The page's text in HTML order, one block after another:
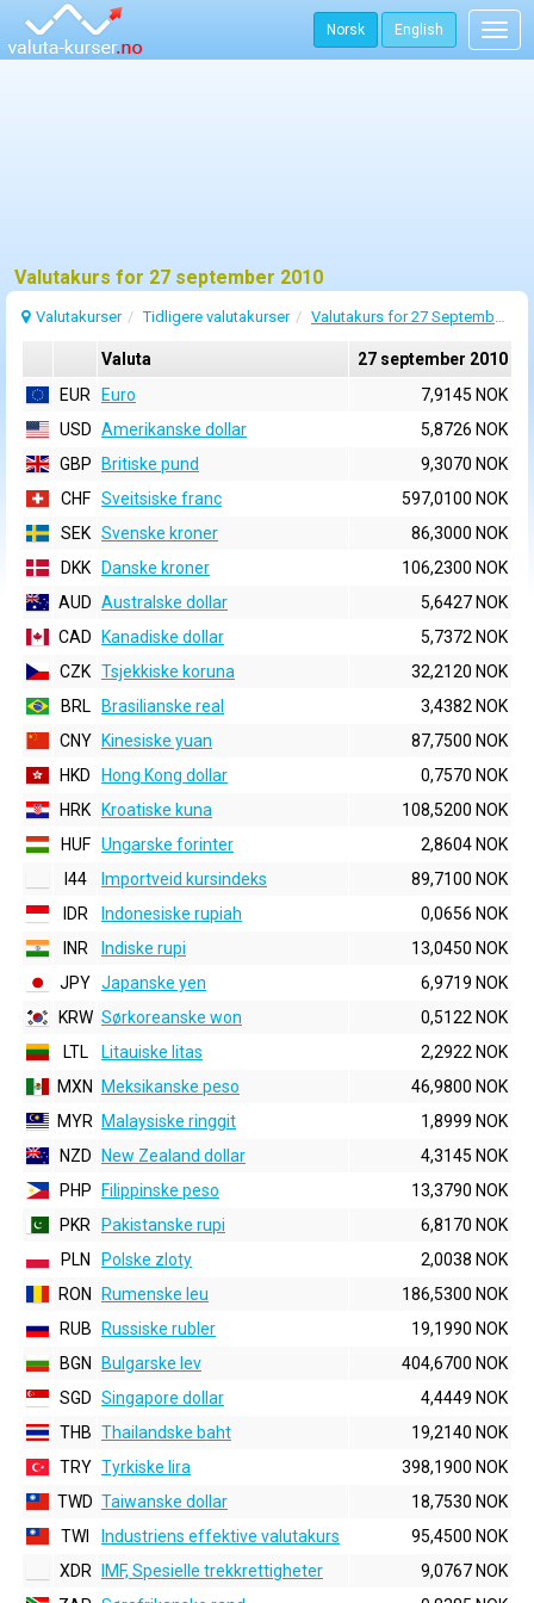
Norsk English
Valutakurs for 27 september 2010
Valutakurser Tidligere valutakurser Valutakurs for 27 September 2010
Valuta
27 september 2010
EUR
Euro
7,9145 NOK
USD Amerikanske dollar
5,8726 NOK
GBP
Britiske pund
9,3070 NOK
CHF Sveitsiske franc
597,0100 NOK
SEK Svenske kroner
86,3000 NOK
DKK
Danske kroner
106,2300 NOK
AUD Australske dollar
5,6427 NOK
CAD
Kanadiske dollar
5,7372 NOK
CZK Tsjekkiske koruna
32,2120 NOK
BRL
Brasilianske real
3,4382 NOK
CNY
Kinesiske yuan
87,7500 NOK
HKD
Hong Kong dollar
0,7570 NOK
HRK
Kroatiske kuna
108,5200 NOK
HUF Ungarske forinter
2,8604 NOK
I44
Importveid kursindeks
89,7100 NOK
IDR
Indonesiske rupiah
0,0656 NOK
INR
Indiske rupi
13,0450 NOK
JPY Japanske yen
6,9719 NOK
KRW Sørkoreanske won
0,5122 NOK
LTL
Litauiske litas
2,2922 NOK
MXN
Meksikanske peso
46,9800 NOK
MYR
Malaysiske ringgit
1,8999 NOK
NZD
New Zealand dollar
4,3145 NOK
PHP
Filippinske peso
13,3790 NOK
PKR
Pakistanske rupi
6,8170 NOK
PLN
Polske zloty
2,0038 NOK
RON
Rumenske leu
186,5300 NOK
RUB
Russiske rubler
19,1990 NOK
BGN
Bulgarske lev
404,6700 NOK
SGD Singapore dollar
4,4449 NOK
THB Thailandske baht
19,2140 NOK
TRY Tyrkiske lira
398,1900 NOK
TWD Taiwanske dollar
18,7530 NOK
TWI
Industriens effektive valutakurs
95,4500 NOK
XDR
IMF, Spesielle trekkrettigheter
9,0767 NOK